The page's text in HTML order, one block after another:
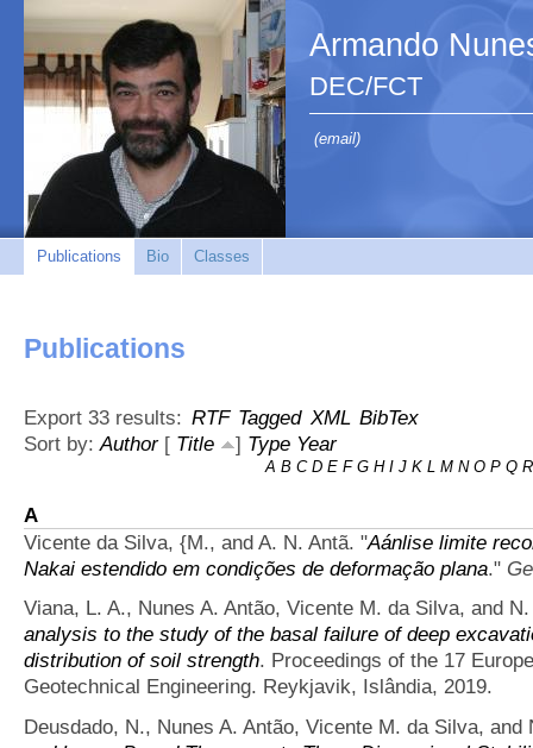
Armando
DEC/FCT
(email)
Publications Bio Classes
Publications
Export 33 results: RTF Tagged XML BibTex
Sort by:Author[ Title ] Type Year
A B C D E F G H I J K L M N O P Q R
A
Vicente da Silva, {M., and A. N. Antã. "Aánlise limite
Nakai estendido em condições de deformação plana."
Viana, L. A., Nunes A. Antão, Vicente M. da Silva, and
analysis to the study of the basal failure of deep
distribution of soil strength. Proceedings of the 17
Geotechnical Engineering. Reykjavik, Islândia, 2019.
Deusdado, N., Nunes A. Antão, Vicente M. da Silva, and